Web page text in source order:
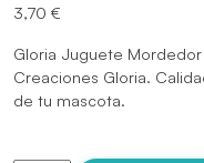
3,70 €
Gloria Juguete
Creaciones Gloria.
de tu mascota.